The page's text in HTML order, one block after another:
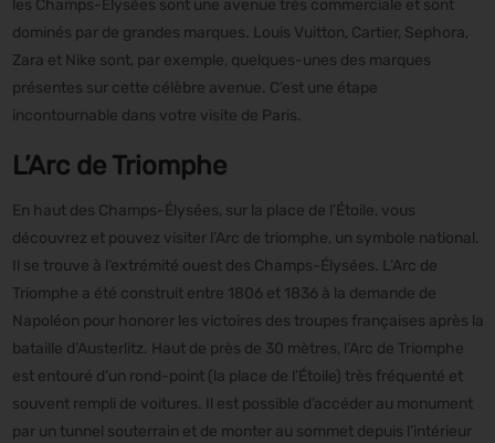
les Champs-Élysées sont une avenue très commerciale et sont
dominés par de grandes marques. Louis Vuitton, Cartier, Sephora,
Zara et Nike sont, par exemple, quelques-unes des marques
présentes sur cette célèbre avenue. C’est une étape
incontournable dans votre visite de Paris.
L’Arc de Triomphe
En haut des Champs-Élysées, sur la place de l’Étoile, vous
découvrez et pouvez visiter l’Arc de triomphe, un symbole national.
Il se trouve à l’extrémité ouest des Champs-Élysées. L’Arc de
Triomphe a été construit entre 1806 et 1836 à la demande de
Napoléon pour honorer les victoires des troupes françaises après la
bataille d’Austerlitz. Haut de près de 30 mètres, l’Arc de Triomphe
est entouré d’un rond-point (la place de l’Étoile) très fréquenté et
souvent rempli de voitures. Il est possible d’accéder au monument
par un tunnel souterrain et de monter au sommet depuis l’intérieur